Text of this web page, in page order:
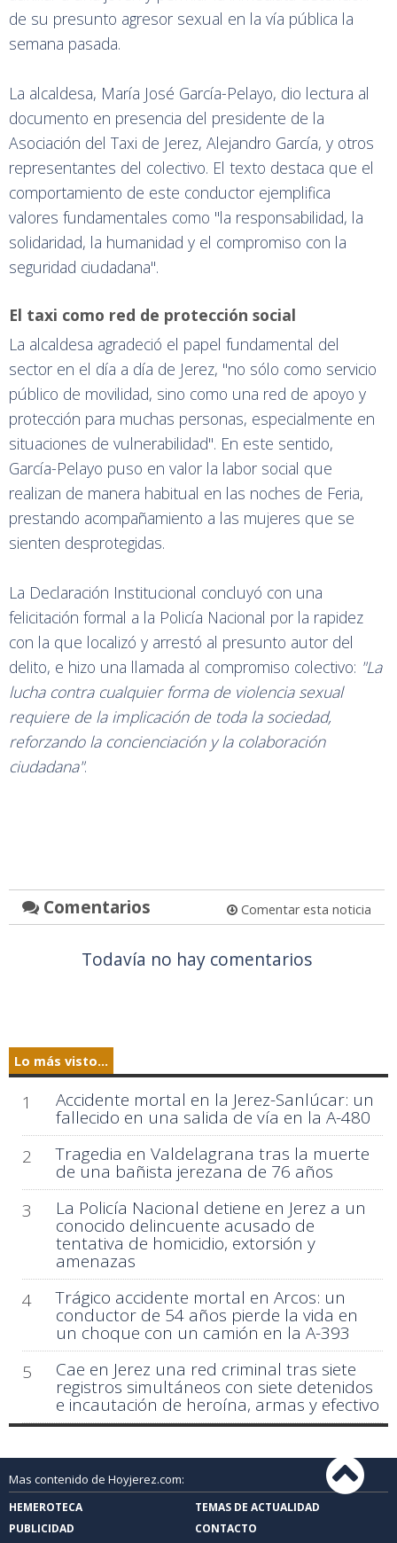
de su presunto agresor sexual en la vía pública la
semana pasada.
La alcaldesa, María José García-Pelayo, dio lectura al
documento en presencia del presidente de la
Asociación del Taxi de Jerez, Alejandro García, y otros
representantes del colectivo. El texto destaca que el
comportamiento de este conductor ejemplifica
valores fundamentales como "la responsabilidad, la
solidaridad, la humanidad y el compromiso con la
seguridad ciudadana".
El taxi como red de protección social
La alcaldesa agradeció el papel fundamental del
sector en el día a día de Jerez, "no sólo como servicio
público de movilidad, sino como una red de apoyo y
protección para muchas personas, especialmente en
situaciones de vulnerabilidad". En este sentido,
García-Pelayo puso en valor la labor social que
realizan de manera habitual en las noches de Feria,
prestando acompañamiento a las mujeres que se
sienten desprotegidas.
La Declaración Institucional concluyó con una
felicitación formal a la Policía Nacional por la rapidez
con la que localizó y arrestó al presunto autor del
delito, e hizo una llamada al compromiso colectivo: "La
lucha contra cualquier forma de violencia sexual
requiere de la implicación de toda la sociedad,
reforzando la concienciación y la colaboración
ciudadana".
Comentarios Comentar esta noticia
Todavía no hay comentarios
Lo más visto...
1 Accidente mortal en la Jerez-Sanlúcar: un
fallecido en una salida de vía en la A-480
2
Tragedia en Valdelagrana tras la muerte
de una bañista jerezana de 76 años
3
La Policía Nacional detiene en Jerez a un
conocido delincuente acusado de
tentativa de homicidio, extorsión y
amenazas
4
Trágico accidente mortal en Arcos: un
conductor de 54 años pierde la vida en
un choque con un camión en la A-393
5
Cae en Jerez una red criminal tras siete
registros simultáneos con siete detenidos
e incautación de heroína, armas y efectivo
Mas contenido de Hoyjerez.com:
HEMEROTECA
TEMAS DE ACTUALIDAD
PUBLICIDAD
CONTACTO